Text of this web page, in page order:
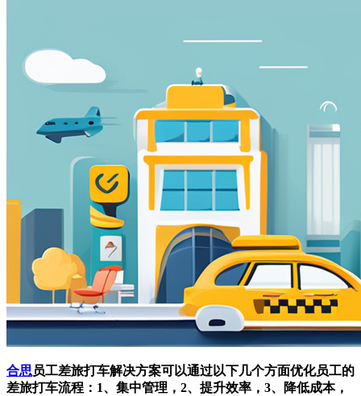
合思员工差旅打车解决方案可以通过以下几个方面优化员工的
差旅打车流程：1、集中管理，2、提升效率，3、降低成本，